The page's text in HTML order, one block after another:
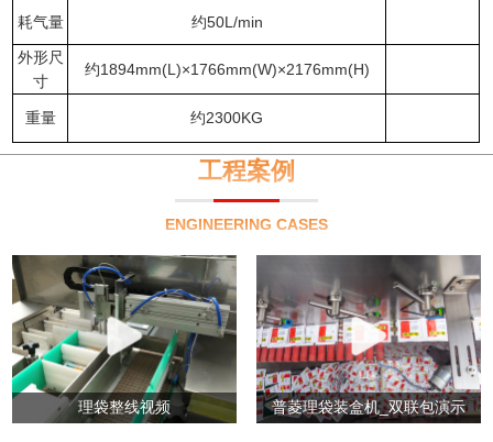
耗气量
约50L/min
外形尺
寸
约1894mm(L)×1766mm(W)×2176mm(H)
重量 约2300KG
工程案例
ENGINEERING CASES
理袋整线视频 普菱理袋装盒机_双联包演示